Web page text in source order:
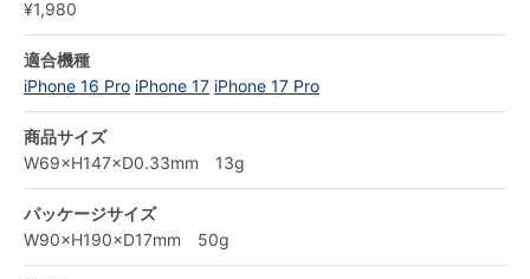
¥1,980
適合機種
iPhone 16 Pro iPhone 17 iPhone 17 Pro
商品サイズ
W69×H147×D0.33mm 13g
パッケージサイズ
W90×H190×D17mm 50g